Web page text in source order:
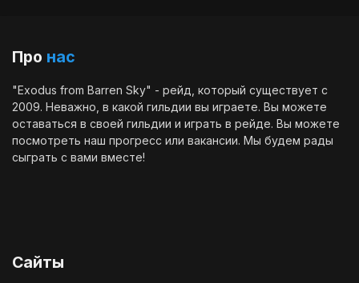
Про нас
"Exodus from Barren Sky" - рейд, который существует с
2009. Неважно, в какой гильдии вы играете. Вы можете
оставаться в своей гильдии и играть в рейде. Вы можете
посмотреть наш прогресс или вакансии. Мы будем рады
сыграть с вами вместе!
Сайты